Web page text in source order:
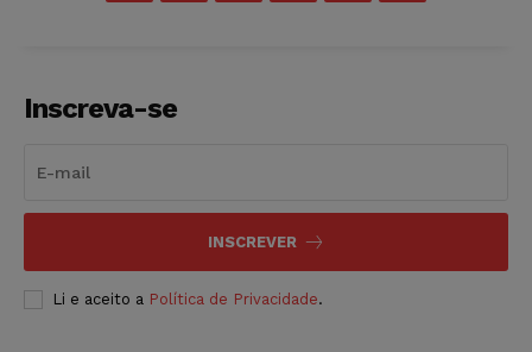
Inscreva-se
INSCREVER
Li e aceito a Política de Privacidade.